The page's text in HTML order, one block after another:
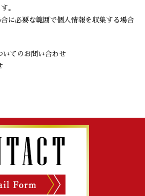
。
に必要な範囲で個人情報を収集する場合
いてのお問い合わせ